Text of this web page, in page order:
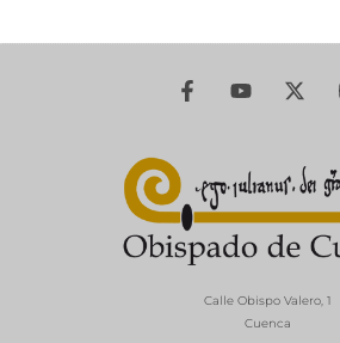
Calle Obispo Valero, 1
Cuenca